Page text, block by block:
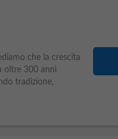
che la crescita
oltre 300 anni
tradizione,